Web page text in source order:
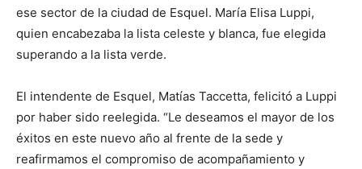
ese sector de la ciudad de Esquel. María Elisa Luppi,
quien encabezaba la lista celeste y blanca, fue elegida
superando a la lista verde.
El intendente de Esquel, Matías Taccetta, felicitó a Luppi
por haber sido reelegida. “Le deseamos el mayor de los
éxitos en este nuevo año al frente de la sede y
reafirmamos el compromiso de acompañamiento y